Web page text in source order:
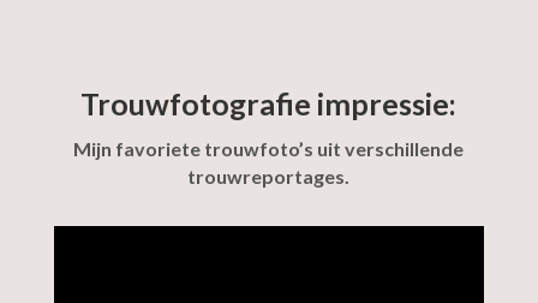
Trouwfotografie impressie:
Mijn favoriete trouwfoto’s uit verschillende
trouwreportages.